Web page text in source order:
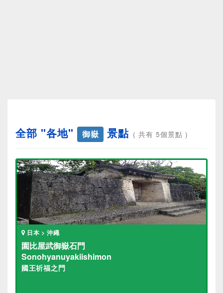
全部 "各地" 御嶽 景點 ( 共有 5個景點 )
日本 > 沖繩
園比屋武御嶽石門
Sonohyanuyakiishimon
國王祈福之門